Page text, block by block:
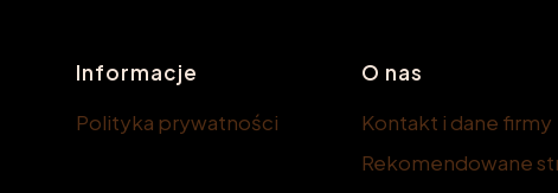
Informacje
Polityka prywatności
O nas
Kontakt i dane firmy
Rekomendowane